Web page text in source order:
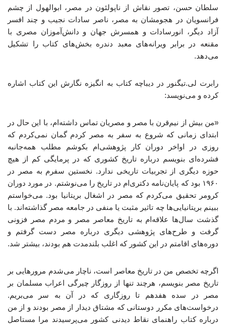
سلطان حسن، تصور نقاش از ناپولئون در مصر، ابوالهول از چشم
فرانسویان در هجومشان به مصر، ناصر سادات نجیب و چند افسر
آزاد دیگر، انورسادات و همسرش جهان و دانش‌آموزان مصری با
مقنعه در برابر ویرانه‌های معبد دندره بخش‌های کتاب را تشکیل
می‌دهد.
رابرت لی.تیگنور در دیباچه کتاب به انگیزه نگارش این کتاب اشاره
کرده و می‌نویسد:
«من بیش از نیم‌قرن با مصر و مصریان تماس داشته‌ام، با این‌ حال در
ابتدای زمانی که شروع به سفر به مصر کردم گمان نمی‌کردم که
روزی در اواخر دوران کار پژوهشی‌ام بکوشم مطلب همه‌جانبه
فشرده‌ای بنویسم درباره تاریخ کشوری که در پرمایگی کم از هیچ
حوزه دیگری از تجربیات تاریخی ندارد. نخستین سفرم به مصر در
۱۹۶۰ بود که پایان‌نامه دکتری‌ام در تاریخ را می‌نوشتم. در مورد دوران
کرومر تحقیق می‌کردم که مصر در اشغال بریتانیا بود. می‌خواستم
ببینم بریتانیایی‌ها چه تاثیر مثبت یا منفی در جامعه مصر گذاشته‌اند. با
گذشت سال‌ها علاقه‌ام به تاریخ معاصر مصر و مردم مصر فزونی
گرفت و طرح‌های پژوهشی دیگری درباره مصر دست گرفتم و
دوره‌های اقامتم در این کشور که اغلب بلندمدت هم بودند، بیشتر شد.
اگرچه تخصص من در تاریخ معاصر است، ناچار می‌شدم مرورهایی بر
تاریخ مصر بنویسم، هرچند تنها از روزگار چیرگی اعراب مسلمان بر
مصر در سده هفدهم تا روزگاری که در آن به سر می‌بریم.
درخواست‌های مکرر دوستانی که مشتاق دیدار از مصر بودند و از من
درباره کتاب راهنمای نقاط دیدنی کشور می‌پرسیدند مرا مستاصل